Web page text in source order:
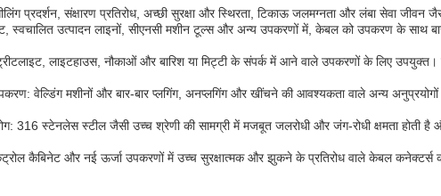
प्रदर्शन, संक्षारण प्रतिरोध, अच्छी सुरक्षा और स्थिरता, टिकाऊ जलमग्नता और लंबा सेवा जीवन
स्वचालित उत्पादन लाइनों, सीएनसी मशीन टूल्स और अन्य उपकरणों में, केबल को उपकरण के साथ
लाइटहाउस, नौकाओं और बारिश या मिट्टी के संपर्क में आने वाले उपकरणों के लिए उपयुक्त।
वेल्डिंग मशीनों और बार-बार प्लगिंग, अनप्लगिंग और खींचने की आवश्यकता वाले अन्य
316 स्टेनलेस स्टील जैसी उच्च श्रेणी की सामग्री में मजबूत जलरोधी और जंग-रोधी क्षमता होती
कैबिनेट और नई ऊर्जा उपकरणों में उच्च सुरक्षात्मक और झुकने के प्रतिरोध वाले केबल कनेक्टर्स